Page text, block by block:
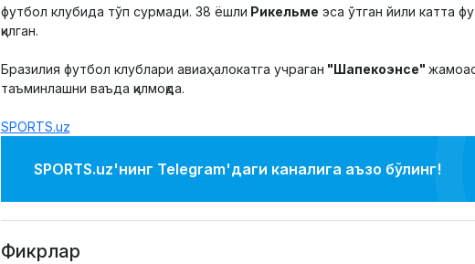
футбол клубида тўп сурмади. 38 ёшли Рикельме эса ўтган йили катта
қилган.
Бразилия футбол клублари авиаҳалокатга учраган "Шапекоэнсе"
таъминлашни ваъда қилмоқда.
SPORTS.uz
SPORTS.uz'нинг Telegram'даги каналига аъзо бўлинг!
Фикрлар